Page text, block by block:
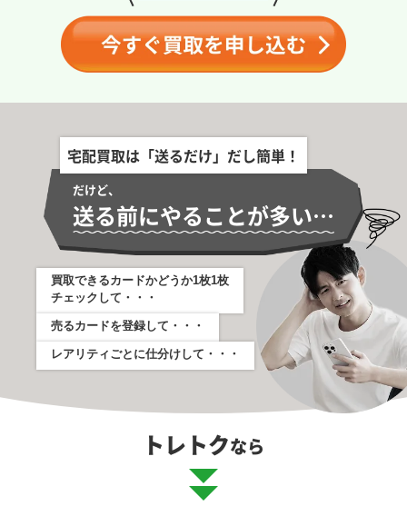
だけど、
送る前にやることが多い…
宅配買取は「送るだけ」だし簡単！
買取できるカードかどうか1枚1枚
チェックして・・・
売るカードを登録して・・・
レアリティごとに仕分けして・・・
トレトクなら